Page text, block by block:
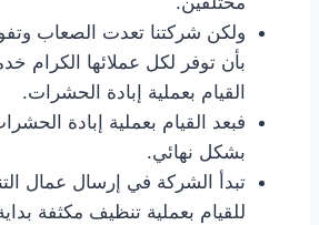
ولكن شركتنا تعدت الصعاب
بأن توفر لكل عملائها الكرام
القيام بعملية إبادة الحشرات.
فبعد القيام بعملية إبادة
بشكل نهائي.
تبدأ الشركة في إرسال عمال
للقيام بعملية تنظيف مكثفة